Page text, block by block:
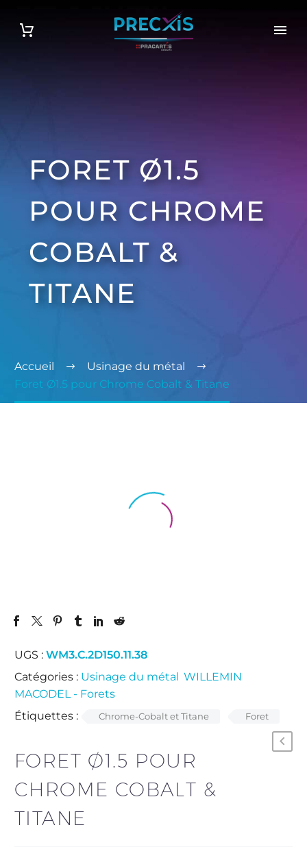
FORET Ø1.5
POUR CHROME
COBALT &
TITANE
Accueil
Usinage du métal
Foret Ø1.5 pour Chrome Cobalt & Titane
UGS : WM3.C.2D150.11.38
Catégories : Usinage du métal WILLEMIN
MACODEL - Forets
Étiquettes :
Chrome-Cobalt et Titane Foret
FORET Ø1.5 POUR
CHROME COBALT &
TITANE